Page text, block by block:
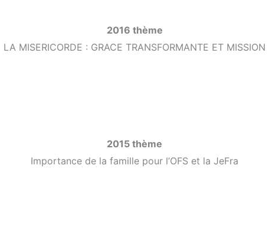
2016 thème
LA MISERICORDE : GRACE TRANSFORMANTE ET MISSION
2015 thème
Importance de la famille pour l’OFS et la JeFra